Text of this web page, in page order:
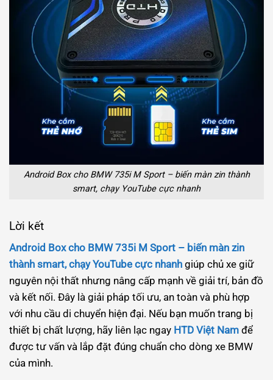
Android Box cho BMW 735i M Sport – biến màn zin thành
smart, chạy YouTube cực nhanh
Lời kết
Android Box cho BMW 735i M Sport – biến màn zin
thành smart, chạy YouTube cực nhanh giúp chủ xe giữ
nguyên nội thất nhưng nâng cấp mạnh về giải trí, bản đồ
và kết nối. Đây là giải pháp tối ưu, an toàn và phù hợp
với nhu cầu di chuyển hiện đại. Nếu bạn muốn trang bị
thiết bị chất lượng, hãy liên lạc ngay HTD Việt Nam để
được tư vấn và lắp đặt đúng chuẩn cho dòng xe BMW
của mình.